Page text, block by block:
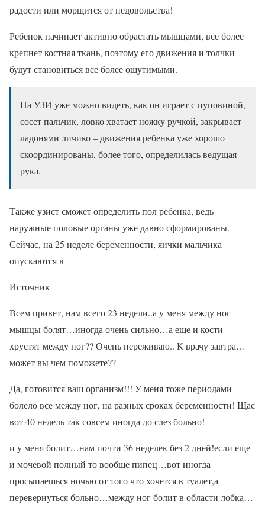
радости или морщится от недовольства!
Ребенок начинает активно обрастать мышцами, все более
крепнет костная ткань, поэтому его движения и толчки
будут становиться все более ощутимыми.
На УЗИ уже можно видеть, как он играет с пуповиной,
сосет пальчик, ловко хватает ножку ручкой, закрывает
ладонями личико – движения ребенка уже хорошо
скоординированы, более того, определилась ведущая
рука.
Также узист сможет определить пол ребенка, ведь
наружные половые органы уже давно сформированы.
Сейчас, на 25 неделе беременности, яички мальчика
опускаются в
Источник
Всем привет, нам всего 23 недели..а у меня между ног
мышцы болят…иногда очень сильно…а еще и кости
хрустят между ног?? Очень переживаю.. К врачу завтра…
может вы чем поможете??
Да, готовится ваш организм!!! У меня тоже периодами
болело все между ног, на разных сроках беременности! Щас
вот 40 недель так совсем иногда до слез больно!
и у меня болит…нам почти 36 неделек без 2 дней!если еще
и мочевой полный то вообще пипец…вот иногда
просыпаешься ночью от того что хочется в туалет,а
перевернуться больно…между ног болит в области лобка…